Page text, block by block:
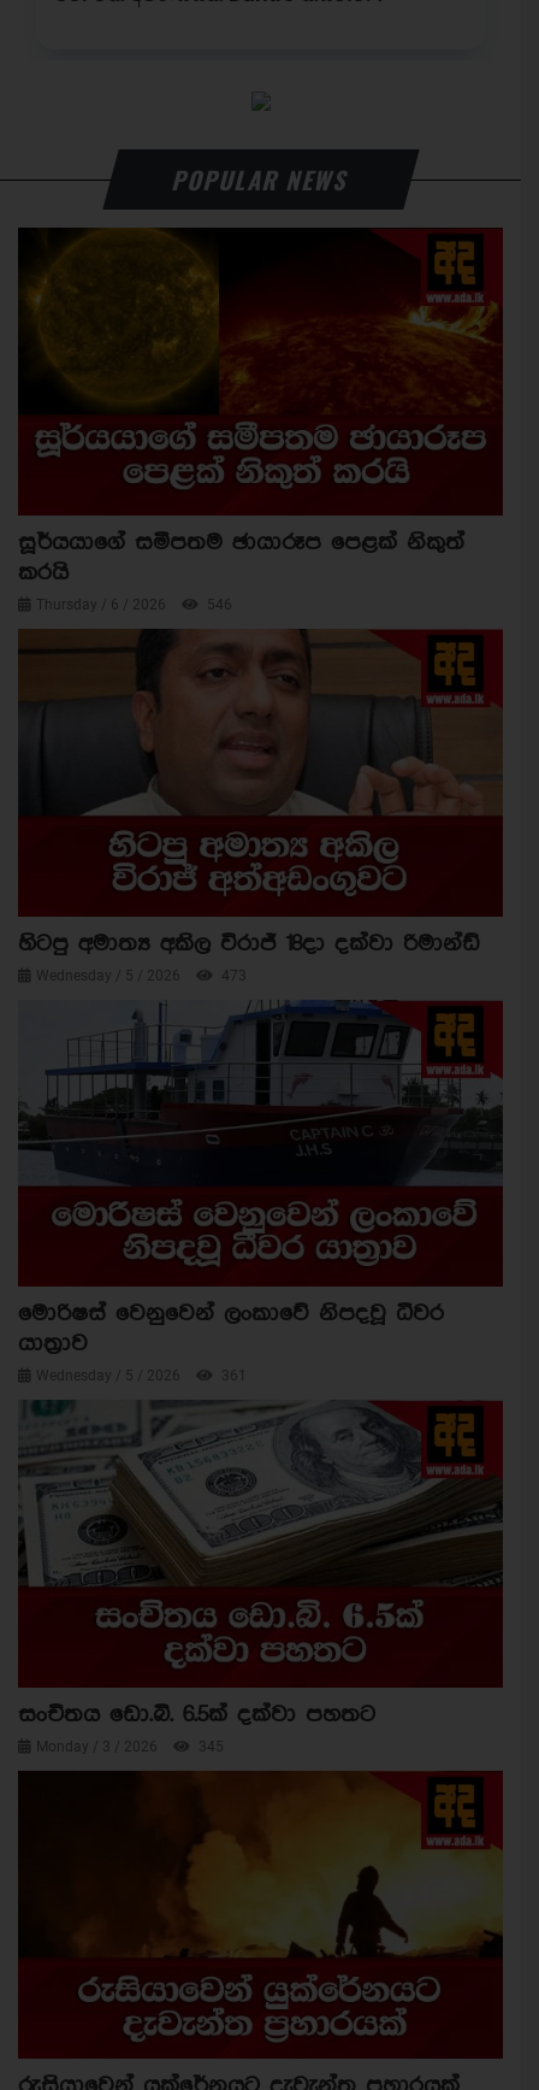
POPULAR NEWS
සූර්යයාගේ සමීපතම ඡායාරූප පෙළක් නිකුත්
කරයි
Thursday / 6 / 2026 546
හිටපු අමාත්‍ය අකිල විරාජ් 18දා දක්වා රිමාන්ඩ්
Wednesday / 5 / 2026 473
මොරිෂස් වෙනුවෙන් ලංකාවේ නිපදවූ ධීවර
යාත්‍රාව
Wednesday / 5 / 2026 361
සංචිතය ඩො.බි. 6.5ක් දක්වා පහතට
Monday / 3 / 2026 345